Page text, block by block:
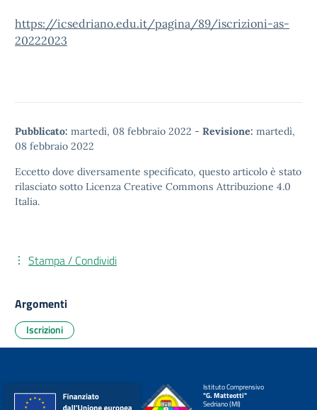
https://icsedriano.edu.it/pagina/89/iscrizioni-as-
20222023
Pubblicato: martedì, 08 febbraio 2022 - Revisione: martedì,
08 febbraio 2022
Eccetto dove diversamente specificato, questo articolo è stato
rilasciato sotto Licenza Creative Commons Attribuzione 4.0
Italia.
Stampa / Condividi
Argomenti
Iscrizioni
Istituto Comprensivo
"G. Matteotti"
Sedriano (MI)